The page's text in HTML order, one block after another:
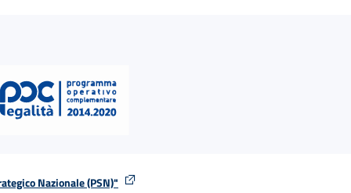
Nazionale (PSN)"